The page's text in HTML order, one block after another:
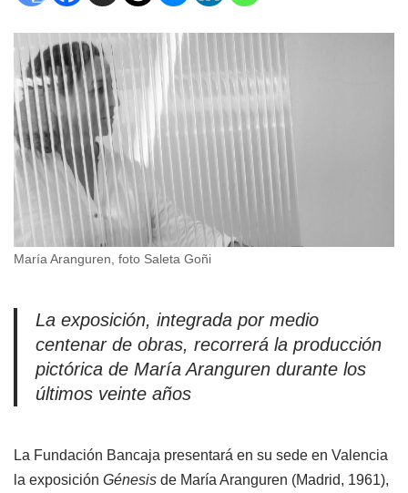
María Aranguren, foto Saleta Goñi
La exposición, integrada por medio
centenar de obras, recorrerá la producción
pictórica de María Aranguren durante los
últimos veinte años
La Fundación Bancaja presentará en su sede en Valencia
la exposición Génesis de María Aranguren (Madrid, 1961),